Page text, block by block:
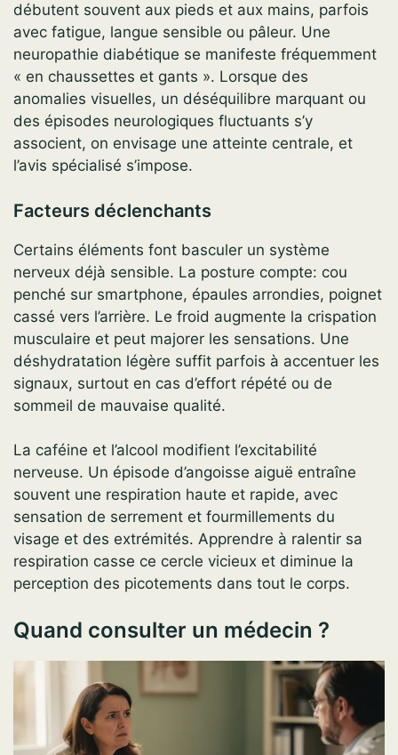
débutent souvent aux pieds et aux mains, parfois
avec fatigue, langue sensible ou pâleur. Une
neuropathie diabétique se manifeste fréquemment
« en chaussettes et gants ». Lorsque des
anomalies visuelles, un déséquilibre marquant ou
des épisodes neurologiques fluctuants s’y
associent, on envisage une atteinte centrale, et
l’avis spécialisé s’impose.
Facteurs déclenchants
Certains éléments font basculer un système
nerveux déjà sensible. La posture compte: cou
penché sur smartphone, épaules arrondies, poignet
cassé vers l’arrière. Le froid augmente la crispation
musculaire et peut majorer les sensations. Une
déshydratation légère suffit parfois à accentuer les
signaux, surtout en cas d’effort répété ou de
sommeil de mauvaise qualité.
La caféine et l’alcool modifient l’excitabilité
nerveuse. Un épisode d’angoisse aiguë entraîne
souvent une respiration haute et rapide, avec
sensation de serrement et fourmillements du
visage et des extrémités. Apprendre à ralentir sa
respiration casse ce cercle vicieux et diminue la
perception des picotements dans tout le corps.
Quand consulter un médecin ?